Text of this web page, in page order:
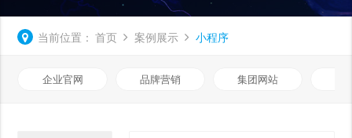
当前位置： 首页 案例展示 小程序
企业官网 品牌营销 集团网站